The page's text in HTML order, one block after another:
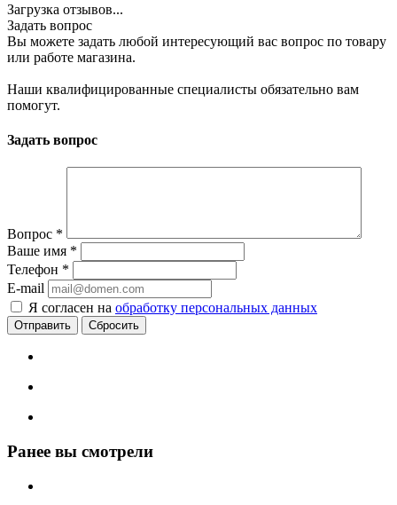
Загрузка отзывов...
Задать вопрос
Вы можете задать любой интересующий вас вопрос по товару
или работе магазина.
Наши квалифицированные специалисты обязательно вам
помогут.
Задать вопрос
Вопрос *
Ваше имя *
Телефон *
E-mail
Я согласен на обработку персональных данных
Сбросить
Ранее вы смотрели